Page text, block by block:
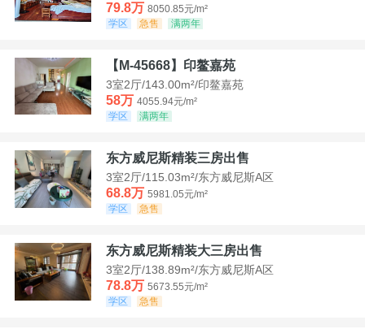
79.8万 8050.85元/m²
学区
急售 满两年
【M-45668】印鳌嘉苑
3室2厅/143.00m²/印鳌嘉苑
58万 4055.94元/m²
学区
满两年
东方威尼斯精装三房出售
3室2厅/115.03m²/东方威尼斯A区
68.8万 5981.05元/m²
学区
急售
东方威尼斯精装大三房出售
3室2厅/138.89m²/东方威尼斯A区
78.8万 5673.55元/m²
学区
急售